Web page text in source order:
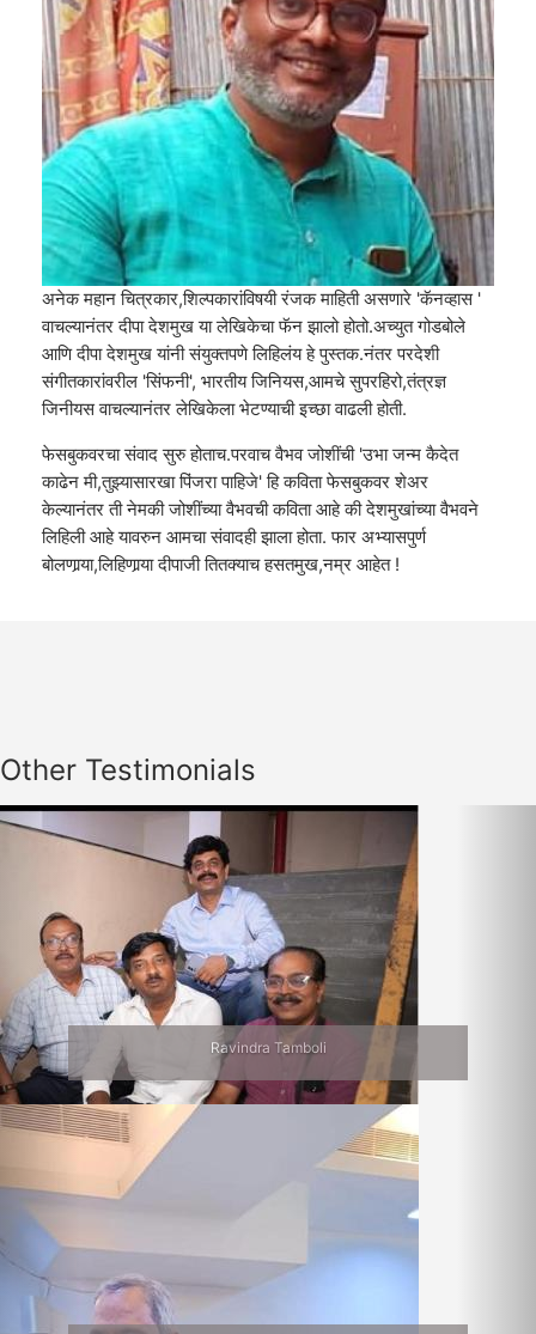
अनेक महान चित्रकार,शिल्पकारांविषयी रंजक माहिती असणारे 'कॅनव्हास '
वाचल्यानंतर दीपा देशमुख या लेखिकेचा फॅन झालो होतो.अच्युत गोडबोले
आणि दीपा देशमुख यांनी संयुक्तपणे लिहिलंय हे पुस्तक.नंतर परदेशी
संगीतकारांवरील 'सिंफनी', भारतीय जिनियस,आमचे सुपरहिरो,तंत्रज्ञ
जिनीयस वाचल्यानंतर लेखिकेला भेटण्याची इच्छा वाढली होती.
फेसबुकवरचा संवाद सुरु होताच.परवाच वैभव जोशींची 'उभा जन्म कैदेत
काढेन मी,तुझ्यासारखा पिंजरा पाहिजे' हि कविता फेसबुकवर शेअर
केल्यानंतर ती नेमकी जोशींच्या वैभवची कविता आहे की देशमुखांच्या वैभवने
लिहिली आहे यावरुन आमचा संवादही झाला होता. फार अभ्यासपुर्ण
बोलणार्‍या,लिहिणार्‍या दीपाजी तितक्याच हसतमुख,नम्र आहेत !
Other Testimonials
Ravindra Tamboli
Previous